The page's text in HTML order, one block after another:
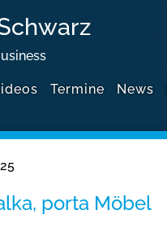
Termine News
porta Möbel